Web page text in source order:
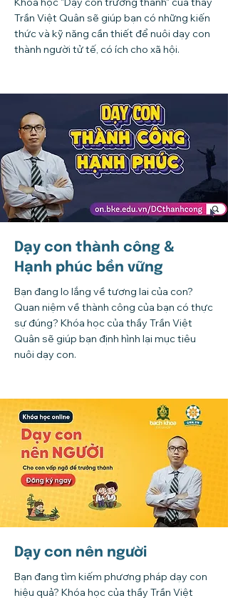
Trần Việt Quân sẽ giúp bạn có những kiến
thức và kỹ năng cần thiết để nuôi dạy con
thành người tử tế, có ích cho xã hội.
Dạy con thành công &
Hạnh phúc bền vững
Bạn đang lo lắng về tương lai của con?
Quan niệm về thành công của bạn có thực
sự đúng? Khóa học của thầy Trần Việt
Quân sẽ giúp bạn định hình lại mục tiêu
nuôi dạy con.
Dạy con nên người
Bạn đang tìm kiếm phương pháp dạy con
hiệu quả? Khóa học của thầy Trần Việt